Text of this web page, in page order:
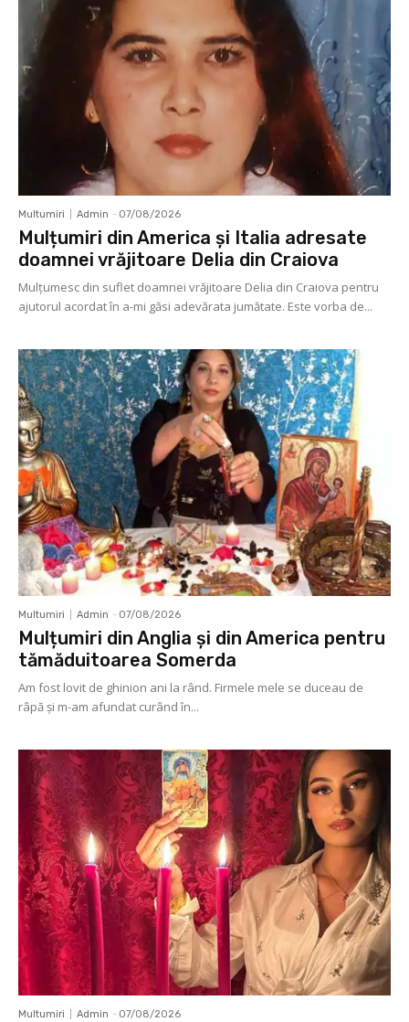
Multumiri Admin - 07/08/2026
Mulțumiri din America și Italia adresate
doamnei vrăjitoare Delia din Craiova
Mulţumesc din suflet doamnei vrăjitoare Delia din Craiova pentru
ajutorul acordat în a-mi găsi adevărata jumătate. Este vorba de...
Multumiri Admin - 07/08/2026
Mulțumiri din Anglia și din America pentru
tămăduitoarea Somerda
Am fost lovit de ghinion ani la rând. Firmele mele se duceau de
râpă şi m-am afundat curând în...
Multumiri Admin - 07/08/2026